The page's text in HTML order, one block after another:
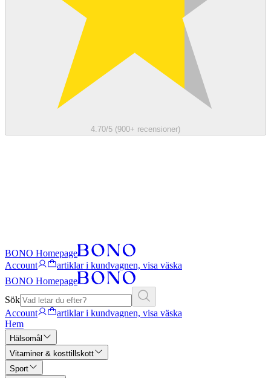
4.70/5 (900+ recensioner)
BONO Homepage
Account
artiklar i kundvagnen, visa väska
BONO Homepage
Sök
Account
artiklar i kundvagnen, visa väska
Hem
Hälsomål
Vitaminer & kosttillskott
Sport